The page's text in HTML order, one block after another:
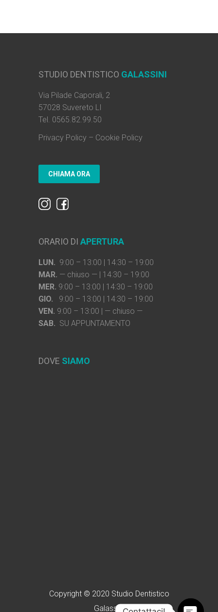
STUDIO DENTISTICO GALASSINI
Via Pilade Caporali, 2
57028 Suvereto LI
Tel. 0565.82.99.50
Privacy Policy – Cookie Policy
ORARIO DI APERTURA
LUN. 9:00 – 13:00 | 14:30 – 19:00
MAR. — chiuso — | 14:30 – 19:00
MER. 9:00 – 13:00 | 14:30 – 19:00
GIO. 9:00 – 13:00 | 14:30 – 19:00
VEN. 9:00 – 13:00 | — chiuso —
SAB. SU APPUNTAMENTO
DOVE SIAMO
Copyright © 2020 Studio Dentistico
Galassini